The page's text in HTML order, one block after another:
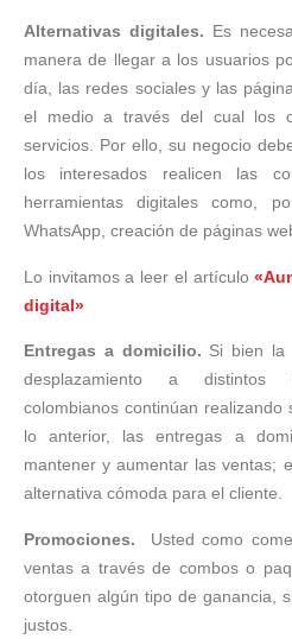
Alternativas digitales. Es
manera de llegar a los usuarios
día, las redes sociales y las
el medio a través del cual los
servicios. Por ello, su negocio
los interesados realicen las
herramientas digitales como,
WhatsApp, creación de páginas
Lo invitamos a leer el artículo
digital»
Entregas a domicilio. Si bien la
desplazamiento a distintos
colombianos continúan
lo anterior, las entregas a
mantener y aumentar las ventas;
alternativa cómoda para el cliente.
Promociones. Usted como
ventas a través de combos o
otorguen algún tipo de ganancia,
justos.